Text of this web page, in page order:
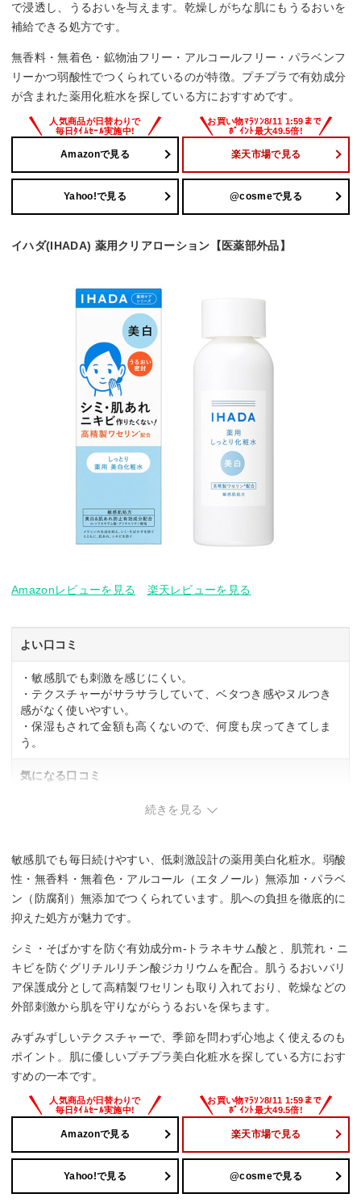
で浸透し、うるおいを与えます。乾燥しがちな肌にもうるおいを
補給できる処方です。
無香料・無着色・鉱物油フリー・アルコールフリー・パラベンフ
リーかつ弱酸性でつくられているのが特徴。プチプラで有効成分
が含まれた薬用化粧水を探している方におすすめです。
Amazonで見る 楽天市場で見る
Yahoo!で見る @cosmeで見る
イハダ(IHADA) 薬用クリアローション【医薬部外品】
Amazonレビューを見る 楽天レビューを見る
よい口コミ
・敏感肌でも刺激を感じにくい。
・テクスチャーがサラサラしていて、ベタつき感やヌルつき
感がなく使いやすい。
・保湿もされて金額も高くないので、何度も戻ってきてしま
う。
気になる口コミ
・肌荒れをしている状態で使うとピリピリと染みることがあ
続きを見る
敏感肌でも毎日続けやすい、低刺激設計の薬用美白化粧水。弱酸
性・無香料・無着色・アルコール（エタノール）無添加・パラベ
ン（防腐剤）無添加でつくられています。肌への負担を徹底的に
抑えた処方が魅力です。
シミ・そばかすを防ぐ有効成分m-トラネキサム酸と、肌荒れ・ニ
キビを防ぐグリチルリチン酸ジカリウムを配合。肌うるおいバリ
ア保護成分として高精製ワセリンも取り入れており、乾燥などの
外部刺激から肌を守りながらうるおいを保ちます。
みずみずしいテクスチャーで、季節を問わず心地よく使えるのも
ポイント。肌に優しいプチプラ美白化粧水を探している方におす
すめの一本です。
Amazonで見る 楽天市場で見る
Yahoo!で見る @cosmeで見る